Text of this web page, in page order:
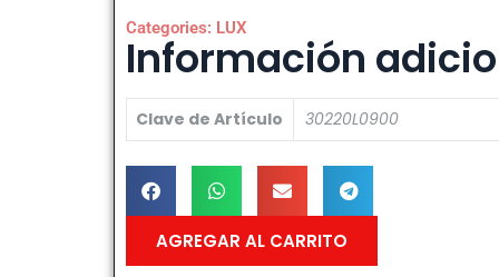
Categories: LUX
Información
Clave de Artículo 30220L0900
AGREGAR AL CARRITO